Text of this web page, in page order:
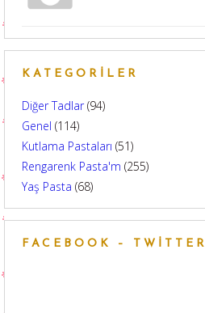
KATEGORILER
Diğer Tadlar(94)
Genel (114)
Kutlama Pastaları (51)
Rengarenk Pasta'm (255)
Yaş Pasta (68)
FACEBOOK – TWITTER